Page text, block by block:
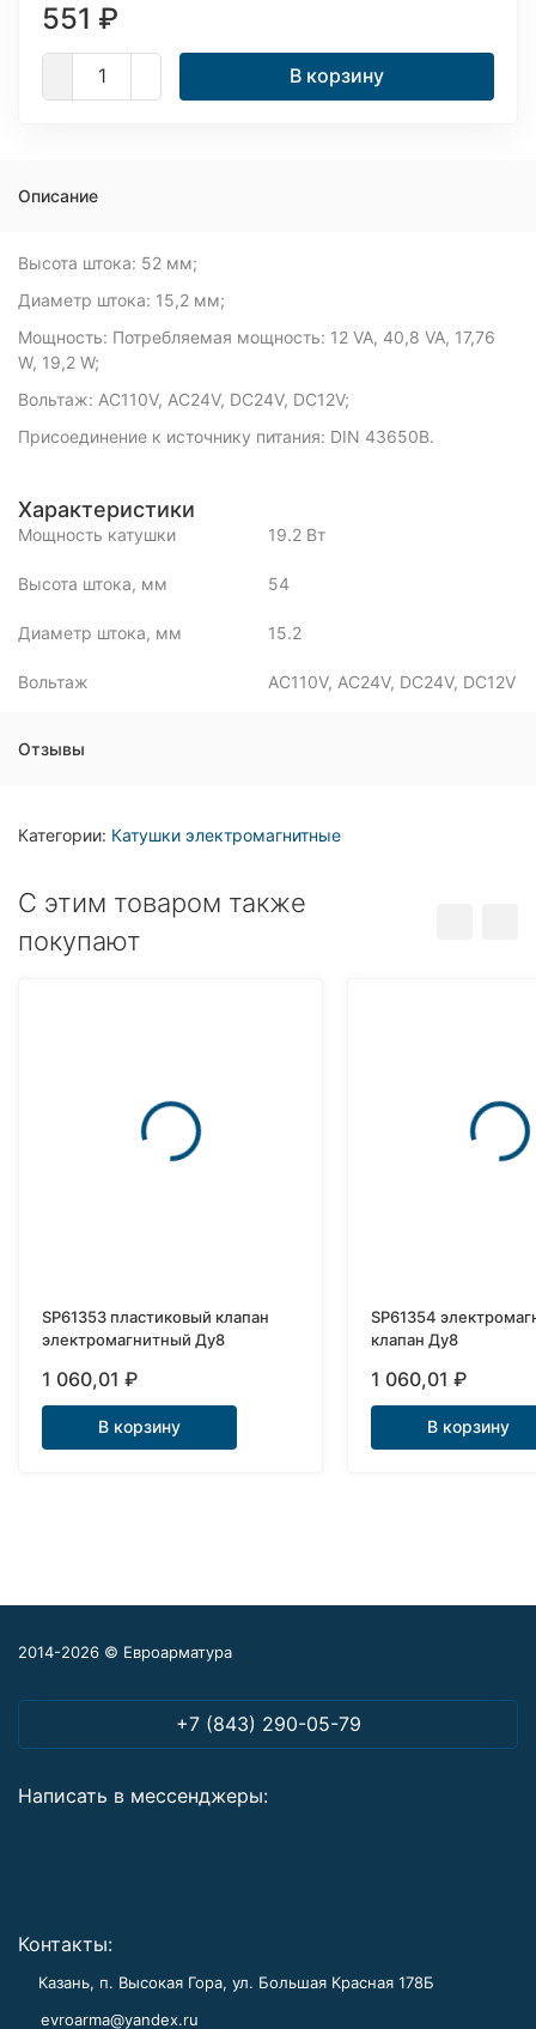
551 ₽
В корзину
Описание
Высота штока: 52 мм;
Диаметр штока: 15,2 мм;
Мощность: Потребляемая мощность: 12 VA, 40,8 VA, 17,76
W, 19,2 W;
Вольтаж: AC110V, AC24V, DC24V, DC12V;
Присоединение к источнику питания: DIN 43650B.
Характеристики
Мощность катушки 19.2 Вт
Высота штока, мм 54
Диаметр штока, мм 15.2
Вольтаж AC110V, AC24V, DC24V, DC12V
Отзывы
Категории: Катушки электромагнитные
C этим товаром также
покупают
SP61353 пластиковый клапан
электромагнитный Ду8
1 060,01 ₽
В корзину
SP61354
клапан Ду8
1 060,01 ₽
В корзину
2014-2026 © Евроарматура
+7 (843) 290-05-79
Написать в мессенджеры:
Контакты:
Казань, п. Высокая Гора, ул. Большая Красная 178Б
evroarma@yandex.ru